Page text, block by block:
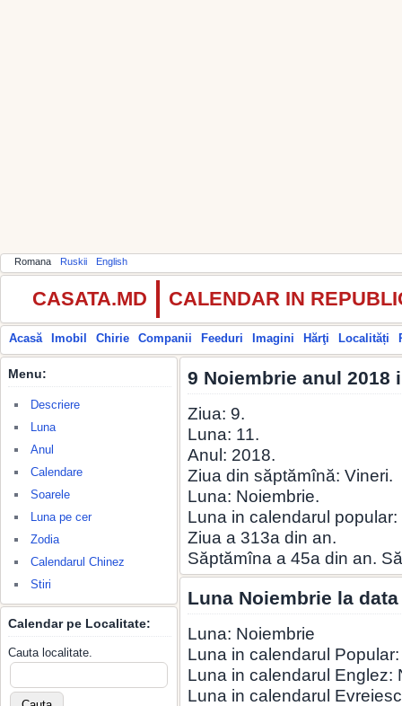
Romana Ruskii English
CASATA.MD CALENDAR IN
Acasă Imobil Chirie Companii Feeduri Imagini Hărţi Localități
Menu:
Descriere
Luna
Anul
Calendare
Soarele
Luna pe cer
Zodia
Calendarul Chinez
Stiri
Calendar pe Localitate:
Cauta localitate.
9 Noiembrie anul 2018
Ziua: 9.
Luna: 11.
Anul: 2018.
Ziua din săptămînă: Vineri.
Luna: Noiembrie.
Luna in calendarul popular:
Ziua a 313a din an.
Săptămîna a 45a din an.
Luna Noiembrie la
Luna: Noiembrie
Luna in calendarul
Luna in calendarul Englez:
Luna in calendarul